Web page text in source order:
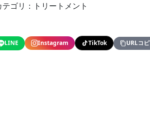
テゴリ：トリートメント
LINE Instagram TikTok URLコ